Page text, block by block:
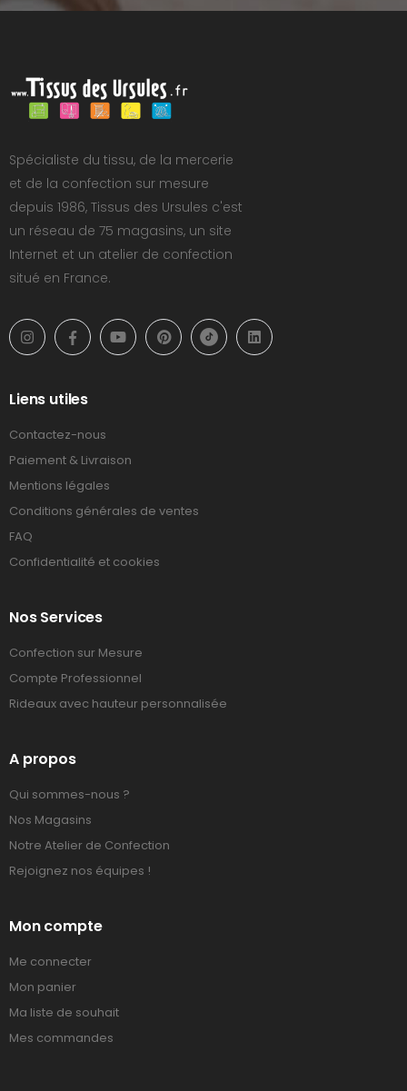
Spécialiste du tissu, de la mercerie
et de la confection sur mesure
depuis 1986, Tissus des Ursules c'est
un réseau de 75 magasins, un site
Internet et un atelier de confection
situé en France.
Liens utiles
Contactez-nous
Paiement & Livraison
Mentions légales
Conditions générales de ventes
FAQ
Confidentialité et cookies
Nos Services
Confection sur Mesure
Compte Professionnel
Rideaux avec hauteur personnalisée
A propos
Qui sommes-nous ?
Nos Magasins
Notre Atelier de Confection
Rejoignez nos équipes !
Mon compte
Me connecter
Mon panier
Ma liste de souhait
Mes commandes